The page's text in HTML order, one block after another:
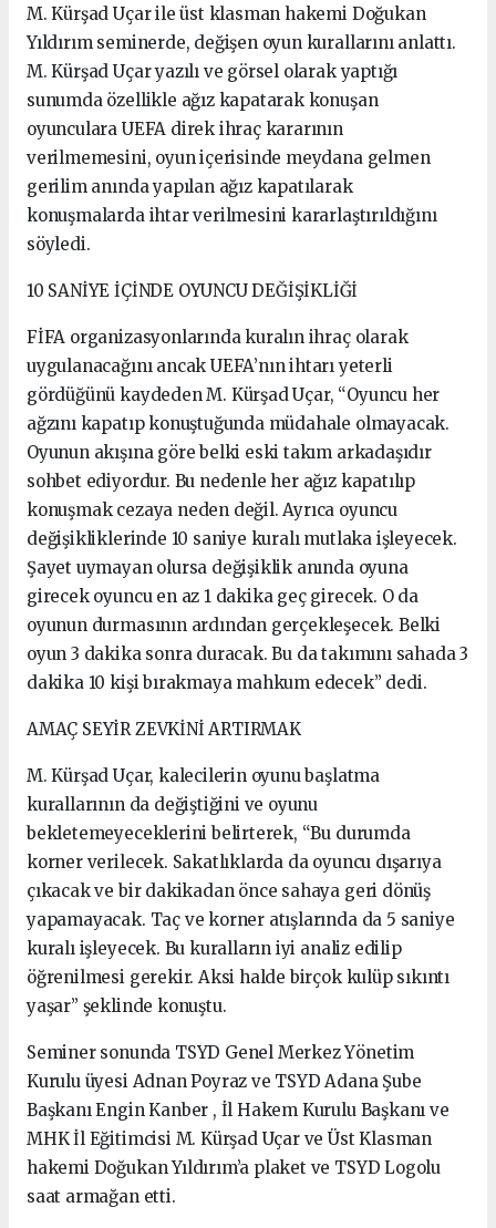
M. Kürşad Uçar ile üst klasman hakemi Doğukan
Yıldırım seminerde, değişen oyun kurallarını anlattı.
M. Kürşad Uçar yazılı ve görsel olarak yaptığı
sunumda özellikle ağız kapatarak konuşan
oyunculara UEFA direk ihraç kararının
verilmemesini, oyun içerisinde meydana gelmen
gerilim anında yapılan ağız kapatılarak
konuşmalarda ihtar verilmesini kararlaştırıldığını
söyledi.
10 SANİYE İÇİNDE OYUNCU DEĞİŞİKLİĞİ
FİFA organizasyonlarında kuralın ihraç olarak
uygulanacağını ancak UEFA’nın ihtarı yeterli
gördüğünü kaydeden M. Kürşad Uçar, “Oyuncu her
ağzını kapatıp konuştuğunda müdahale olmayacak.
Oyunun akışına göre belki eski takım arkadaşıdır
sohbet ediyordur. Bu nedenle her ağız kapatılıp
konuşmak cezaya neden değil. Ayrıca oyuncu
değişikliklerinde 10 saniye kuralı mutlaka işleyecek.
Şayet uymayan olursa değişiklik anında oyuna
girecek oyuncu en az 1 dakika geç girecek. O da
oyunun durmasının ardından gerçekleşecek. Belki
oyun 3 dakika sonra duracak. Bu da takımını sahada 3
dakika 10 kişi bırakmaya mahkum edecek” dedi.
AMAÇ SEYİR ZEVKİNİ ARTIRMAK
M. Kürşad Uçar, kalecilerin oyunu başlatma
kurallarının da değiştiğini ve oyunu
bekletemeyeceklerini belirterek, “Bu durumda
korner verilecek. Sakatlıklarda da oyuncu dışarıya
çıkacak ve bir dakikadan önce sahaya geri dönüş
yapamayacak. Taç ve korner atışlarında da 5 saniye
kuralı işleyecek. Bu kuralların iyi analiz edilip
öğrenilmesi gerekir. Aksi halde birçok kulüp sıkıntı
yaşar” şeklinde konuştu.
Seminer sonunda TSYD Genel Merkez Yönetim
Kurulu üyesi Adnan Poyraz ve TSYD Adana Şube
Başkanı Engin Kanber , İl Hakem Kurulu Başkanı ve
MHK İl Eğitimcisi M. Kürşad Uçar ve Üst Klasman
hakemi Doğukan Yıldırım’a plaket ve TSYD Logolu
saat armağan etti.